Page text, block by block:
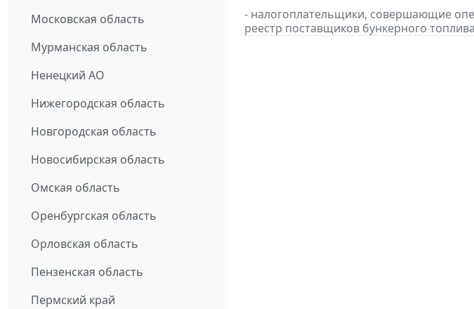
Московская область
Мурманская область
Ненецкий АО
Нижегородская область
Новгородская область
Новосибирская область
Омская область
Оренбургская область
Орловская область
Пензенская область
Пермский край
- налогоплательщики, совершающие
реестр поставщиков бункерного